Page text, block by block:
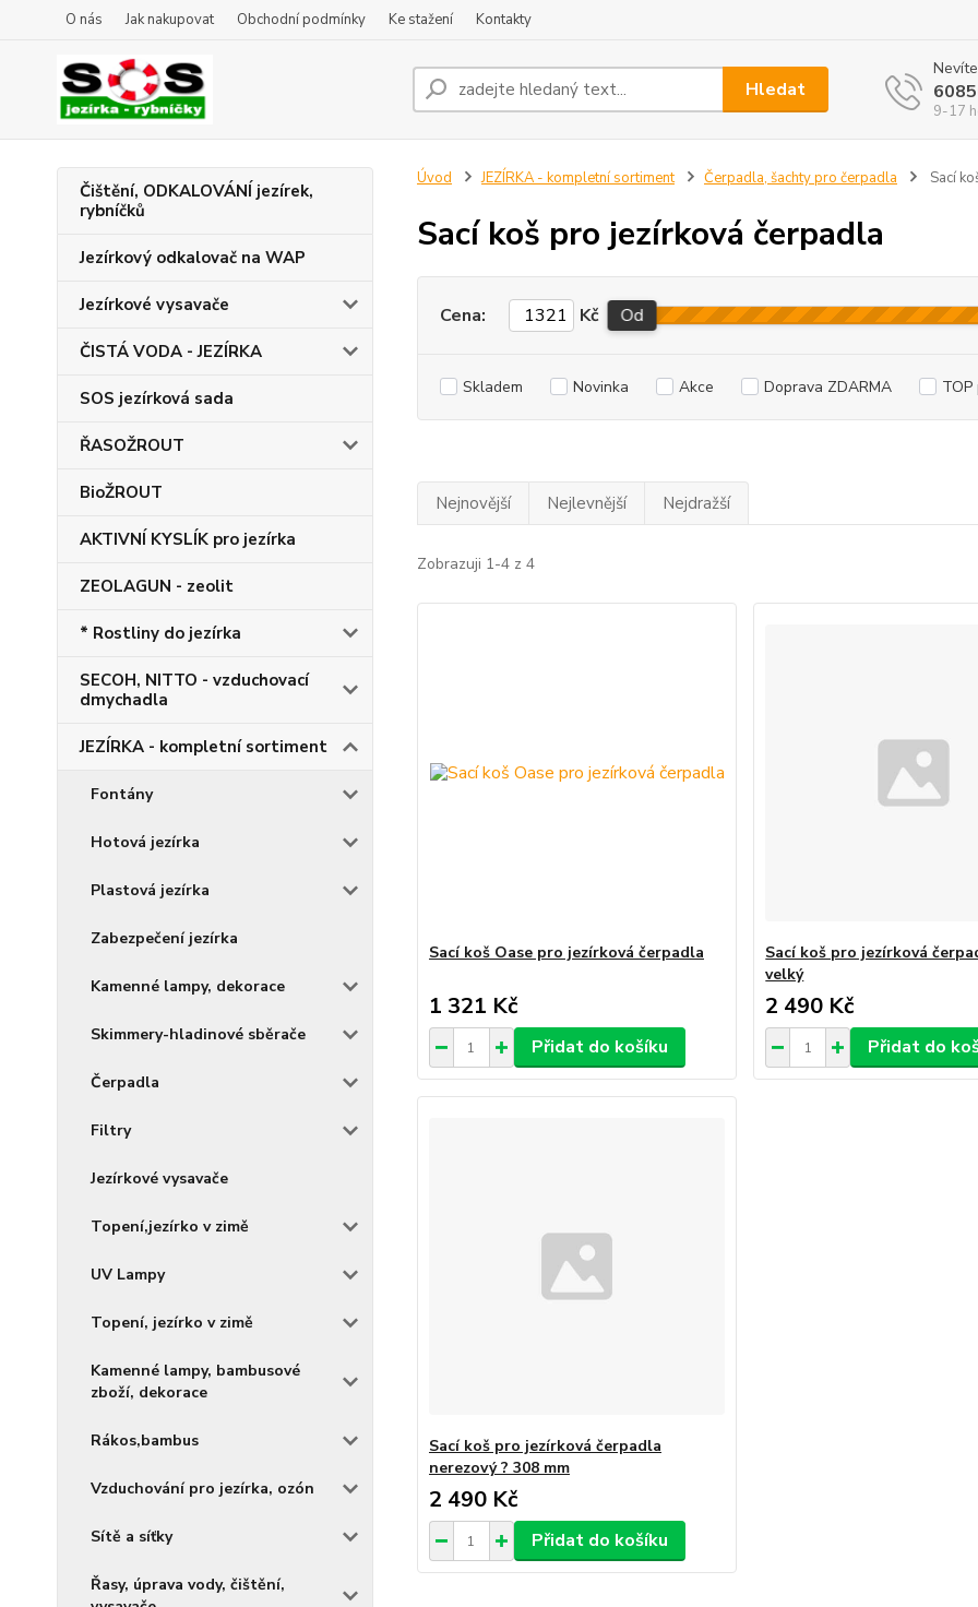
O nás Jak nakupovat Obchodní podmínky Ke stažení Kontakty
Hledat
9-17
Čištění, ODKALOVÁNÍ jezírek,
rybníčků
Jezírkový odkalovač na WAP
Jezírkové vysavače
ČISTÁ VODA - JEZÍRKA
SOS jezírková sada
ŘASOŽROUT
BioŽROUT
AKTIVNÍ KYSLÍK pro jezírka
ZEOLAGUN - zeolit
* Rostliny do jezírka
SECOH, NITTO - vzduchovací
dmychadla
JEZÍRKA - kompletní sortiment
Fontány
Hotová jezírka
Plastová jezírka
Zabezpečení jezírka
Kamenné lampy, dekorace
Skimmery-hladinové sběrače
Čerpadla
Filtry
Jezírkové vysavače
Topení,jezírko v zimě
UV Lampy
Topení, jezírko v zimě
Kamenné lampy, bambusové
zboží, dekorace
Rákos,bambus
Vzduchování pro jezírka, ozón
Sítě a síťky
Řasy, úprava vody, čištění,
Úvod JEZÍRKA - kompletní sortiment Čerpadla, šachty pro čerpadla Sací
Sací koš pro jezírková čerpadla
Cena: Kč Od
Skladem Novinka Akce Doprava ZDARMA
Nejnovější Nejlevnější Nejdražší
Zobrazuji 1-4 z 4
Sací koš Oase pro jezírková čerpadla
1 321 Kč
Přidat do košíku
Sací koš pro jezírková
velký
2 490 Kč
Přidat do
Sací koš pro jezírková čerpadla
nerezový ? 308 mm
2 490 Kč
Přidat do košíku